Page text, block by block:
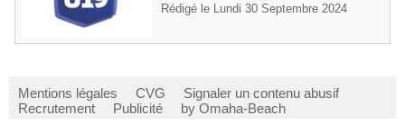
Rédigé le Lundi 30 Septembre 2024
Mentions légales CVG
Signaler un contenu abusif
Recrutement
Publicité by Omaha-Beach